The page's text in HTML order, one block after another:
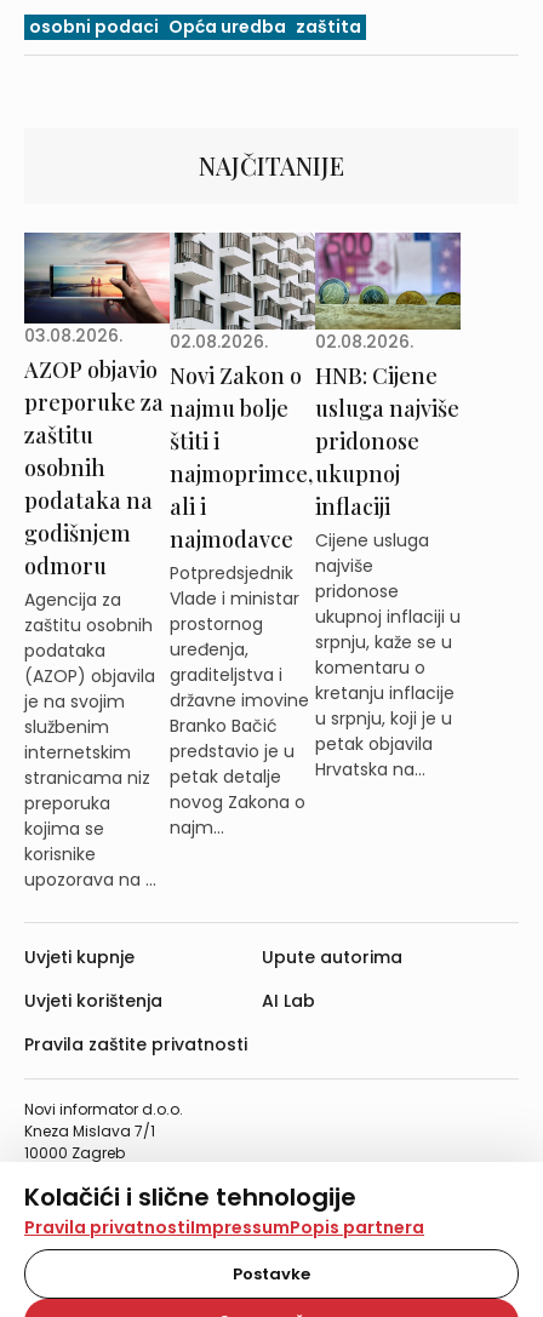
Kolačići i slične tehnologije
Na našoj web stranici koristimo kolačiće i slične
tehnologije za pohranu, čitanje i obradu informacija na
vašem uređaju. Time poboljšavamo korisničko iskustvo,
analiziramo promet na stranici te prikazujemo sadržaje i
Pravila privatnostiImpressumPopis partnera
Postavke
osobni podaci Opća uredba zaštita
NAJČITANIJE
03.08.2026.
AZOP objavio
preporuke za
zaštitu
osobnih
podataka na
godišnjem
odmoru
Agencija za
zaštitu osobnih
podataka
(AZOP) objavila
je na svojim
službenim
internetskim
stranicama niz
preporuka
kojima se
korisnike
upozorava na ...
02.08.2026.
Novi Zakon o
najmu bolje
štiti i
najmoprimce,
ali i
najmodavce
Potpredsjednik
Vlade i ministar
prostornog
uređenja,
graditeljstva i
državne imovine
Branko Bačić
predstavio je u
petak detalje
novog Zakona o
najm...
02.08.2026.
HNB: Cijene
usluga najviše
pridonose
ukupnoj
inflaciji
Cijene usluga
najviše
pridonose
ukupnoj inflaciji u
srpnju, kaže se u
komentaru o
kretanju inflacije
u srpnju, koji je u
petak objavila
Hrvatska na...
Novi informator d.o.o.
Kneza Mislava 7/1
10000 Zagreb
Telefaks: 01/4612-553
info@informator.hr
PRATITE NAS:
Uvjeti kupnje
Uvjeti korištenja
Pravila zaštite privatnosti
Upute autorima
AI Lab